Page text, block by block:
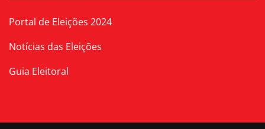
Portal de Eleições 2024
Notícias das Eleições
Guia Eleitoral